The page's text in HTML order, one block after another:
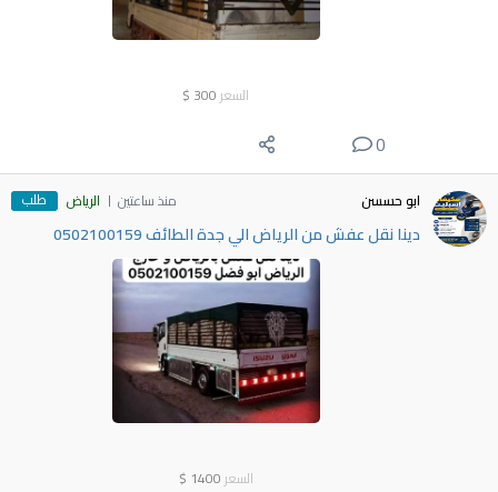
السعر 300
$
0
ابو حسسن منذ ساعتين الرياض طلب
دينا نقل عفش من الرياض الي جدة الطائف 0502100159
السعر 1400
$